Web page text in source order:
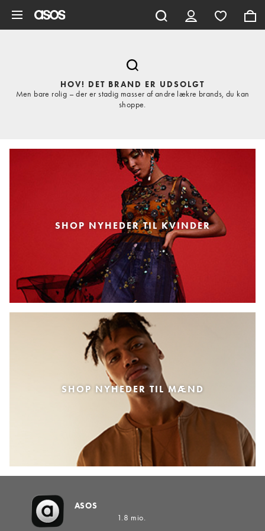
HOV! DET BRAND ER UDSOLGT
Men bare rolig – der er stadig masser af andre lækre brands, du kan
shoppe.
SHOP NYHEDER TIL KVINDER
SHOP NYHEDER TIL MÆND
ASOS
1.8 mio.